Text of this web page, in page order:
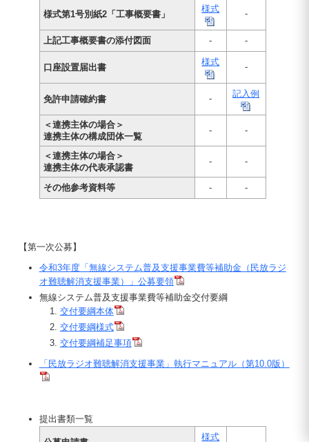
様式第1号別紙2「工事概要書」
様式 -
上記工事概要書の添付図面 - -
口座設置届出書
様式 -
免許申請確約書 - 記入例
＜連携主体の場合＞
連携主体の構成団体一覧
- -
＜連携主体の場合＞
連携主体の代表承認書
- -
その他参考資料等 - -
【第一次公募】
令和3年度「無線システム普及支援事業費等補助金（民放ラジ
オ難聴解消支援事業）」公募要領
無線システム普及支援事業費等補助金交付要綱
交付要綱本体
交付要綱様式
交付要綱補足事項
「民放ラジオ難聴解消支援事業」執行マニュアル（第10.0版）
提出書類一覧
様式